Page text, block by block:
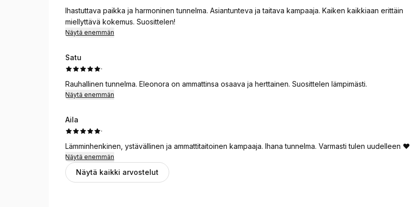
Ihastuttava paikka ja harmoninen tunnelma. Asiantunteva ja taitava kampaaja. Kaiken kaikkiaan erittäin
miellyttävä kokemus. Suosittelen!
Näytä enemmän
Satu
·
Rauhallinen tunnelma. Eleonora on ammattinsa osaava ja herttainen. Suosittelen lämpimästi.
Näytä enemmän
Aila
·
Lämminhenkinen, ystävällinen ja ammattitaitoinen kampaaja. Ihana tunnelma. Varmasti tulen uudelleen ❤️
Näytä enemmän
Näytä kaikki arvostelut